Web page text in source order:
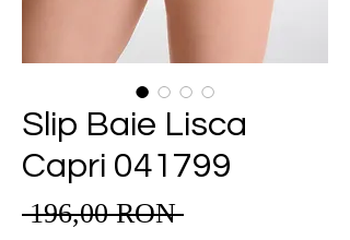
Slip Baie Lisca
Capri 041799
196,00 RON Preț